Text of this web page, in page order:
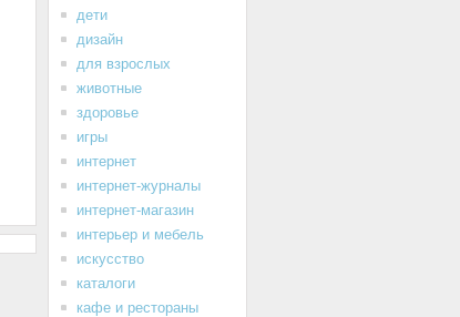
дети
дизайн
для взрослых
животные
здоровье
игры
интернет
интернет-журналы
интернет-магазин
интерьер и мебель
искусство
каталоги
кафе и рестораны